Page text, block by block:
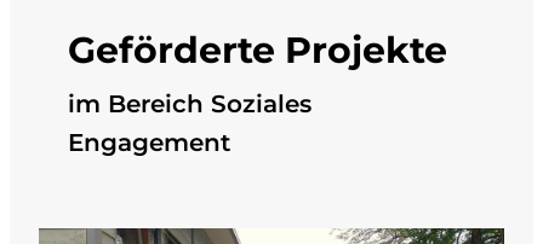
Geförderte Projekte
im Bereich Soziales
Engagement